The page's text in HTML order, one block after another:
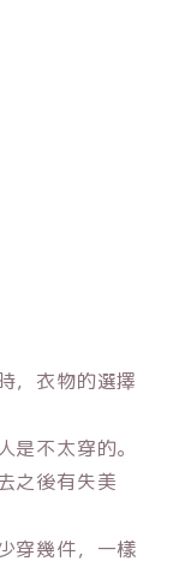
，衣物的選擇
不太穿的。
之後有失美
穿幾件，一樣